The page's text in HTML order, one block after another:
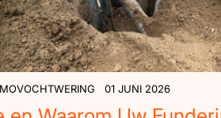
01 JUNI 2026